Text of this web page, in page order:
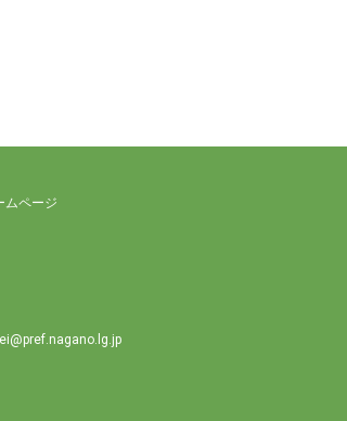
ムページ